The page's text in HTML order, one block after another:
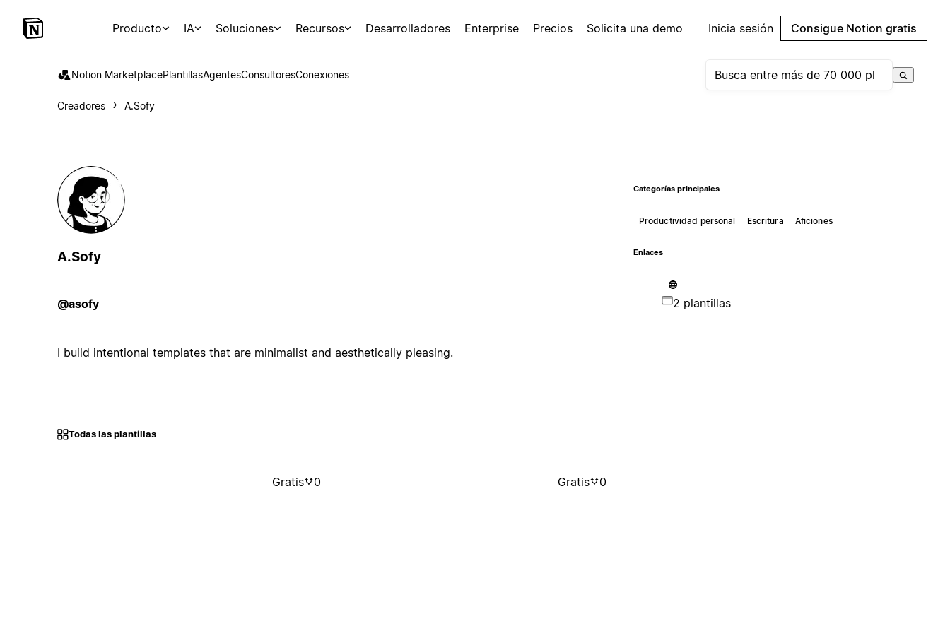
Producto IA Soluciones Recursos Desarrolladores Enterprise Precios Solicita una demo Inicia sesión Consigue Notion gratis
Notion MarketplacePlantillasAgentesConsultoresConexiones
Creadores A.Sofy
A.Sofy
@asofy
I build intentional templates that are minimalist and aesthetically pleasing.
Categorías principales
Productividad personal Escritura Aficiones
Enlaces
2 plantillas
Todas las plantillas
Gratis 0 Gratis 0